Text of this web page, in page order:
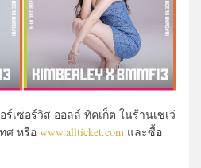
เซอร์วิส ออลล์ ทิคเก็ต ในร้านเซเว่
ศ หรือ www.allticket.com และซื้อ